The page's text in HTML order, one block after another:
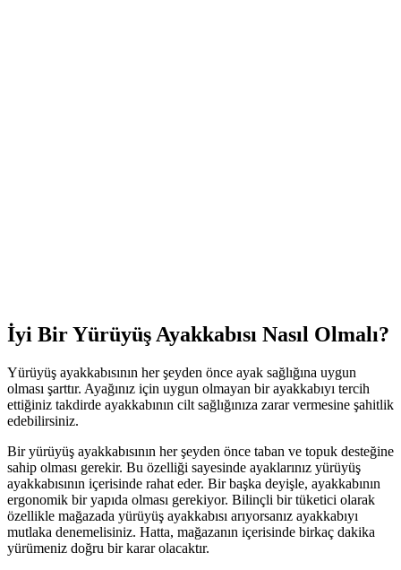
İyi Bir Yürüyüş Ayakkabısı Nasıl Olmalı?
Yürüyüş ayakkabısının her şeyden önce ayak sağlığına uygun
olması şarttır. Ayağınız için uygun olmayan bir ayakkabıyı tercih
ettiğiniz takdirde ayakkabının cilt sağlığınıza zarar vermesine şahitlik
edebilirsiniz.
Bir yürüyüş ayakkabısının her şeyden önce taban ve topuk desteğine
sahip olması gerekir. Bu özelliği sayesinde ayaklarınız yürüyüş
ayakkabısının içerisinde rahat eder. Bir başka deyişle, ayakkabının
ergonomik bir yapıda olması gerekiyor. Bilinçli bir tüketici olarak
özellikle mağazada yürüyüş ayakkabısı arıyorsanız ayakkabıyı
mutlaka denemelisiniz. Hatta, mağazanın içerisinde birkaç dakika
yürümeniz doğru bir karar olacaktır.